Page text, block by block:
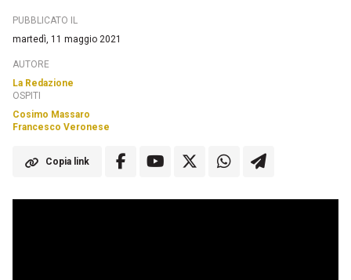
PUBBLICATO IL
martedì, 11 maggio 2021
AUTORE
La Redazione
OSPITI
Cosimo Massaro
Francesco Veronese
Copia link